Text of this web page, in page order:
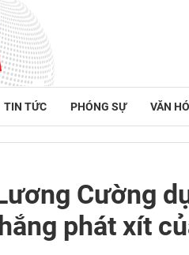
TIN TỨC PHÓNG SỰ VĂN
Cường
phát xít